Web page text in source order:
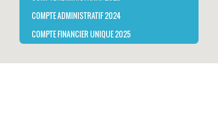
COMPTE ADMINISTRATIF 2024
COMPTE FINANCIER UNIQUE 2025